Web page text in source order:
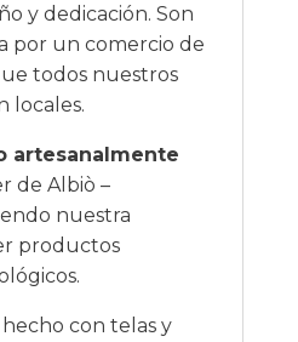
y dedicación. Son
por un comercio de
todos nuestros
locales.
artesanalmente
de Albiò –
nuestra
productos
con telas y